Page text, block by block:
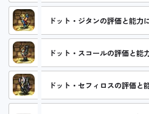
ドット・ジタンの評価と能力
ドット・スコールの評価と能
ドット・セフィロスの評価と